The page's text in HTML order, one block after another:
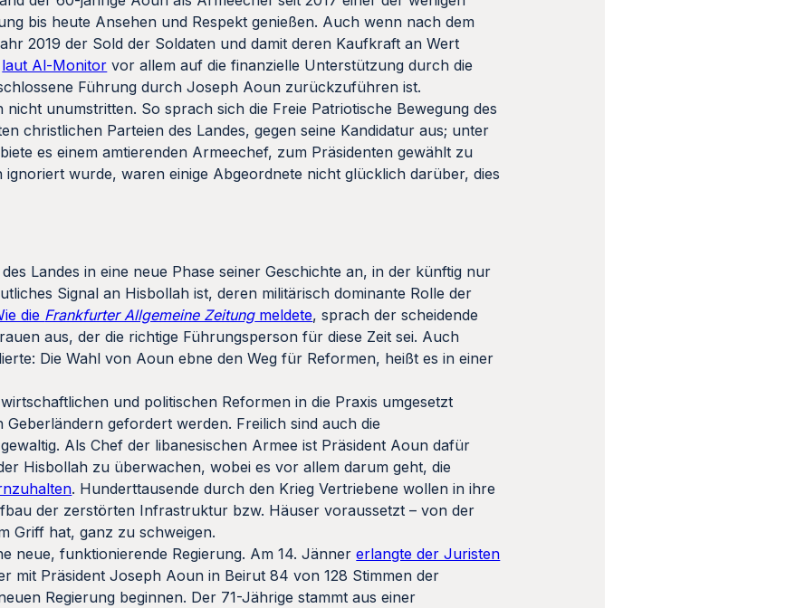
bis heute Ansehen und Respekt genießen. Auch wenn nach dem
2019 der Sold der Soldaten und damit deren Kaufkraft an Wert
laut Al-Monitor vor allem auf die finanzielle Unterstützung durch die
Führung durch Joseph Aoun zurückzuführen ist.
unumstritten. So sprach sich die Freie Patriotische Bewegung des
christlichen Parteien des Landes, gegen seine Kandidatur aus; unter
es einem amtierenden Armeechef, zum Präsidenten gewählt zu
wurde, waren einige Abgeordnete nicht glücklich darüber, dies
Landes in eine neue Phase seiner Geschichte an, in der künftig nur
Signal an Hisbollah ist, deren militärisch dominante Rolle der
die Frankfurter Allgemeine Zeitungmeldete, sprach der scheidende
aus, der die richtige Führungsperson für diese Zeit sei. Auch
Die Wahl von Aoun ebne den Weg für Reformen, heißt es in einer
und politischen Reformen in die Praxis umgesetzt
gefordert werden. Freilich sind auch die
Als Chef der libanesischen Armee ist Präsident Aoun dafür
Hisbollah zu überwachen, wobei es vor allem darum geht, die
. Hunderttausende durch den Krieg Vertriebene wollen in ihre
der zerstörten Infrastruktur bzw. Häuser voraussetzt – von der
Griff hat, ganz zu schweigen.
neue, funktionierende Regierung. Am 14. Jännererlangte der Juristen
mit Präsident Joseph Aoun in Beirut 84 von 128 Stimmen der
Regierung beginnen. Der 71-Jährige stammt aus einer